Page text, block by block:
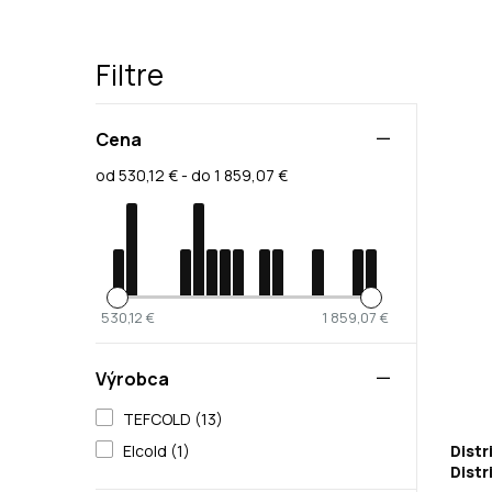
Filtre
Cena
od 530,12 € - do 1 859,07 €
530,12 € 1 859,07 €
Výrobca
TEFCOLD (13)
Elcold (1)